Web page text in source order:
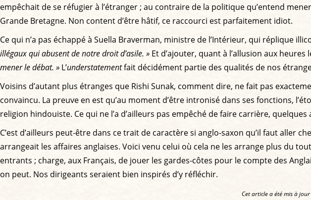
empêchait de se réfugier à l’étranger ; au contraire de la politique qu’entend
Grande Bretagne. Non content d’être hâtif, ce raccourci est parfaitement idiot.
Ce qui n’a pas échappé à Suella Braverman, ministre de l’Intérieur, qui réplique
illégaux qui abusent de notre droit d’asile. » Et d’ajouter, quant à l’allusion aux
mener le débat. » L’understatementfait décidément partie des qualités de nos
Voisins d’autant plus étranges que Rishi Sunak, comment dire, ne fait pas
convaincu. La preuve en est qu’au moment d’être intronisé dans ses fonctions,
religion hindouiste. Ce qui ne l’a d’ailleurs pas empêché de faire carrière,
C’est d’ailleurs peut-être dans ce trait de caractère si anglo-saxon qu’il faut aller
arrangeait les affaires anglaises. Voici venu celui où cela ne les arrange plus du
entrants ; charge, aux Français, de jouer les gardes-côtes pour le compte des
on peut. Nos dirigeants seraient bien inspirés d’y réfléchir.
Cet article a été mis à